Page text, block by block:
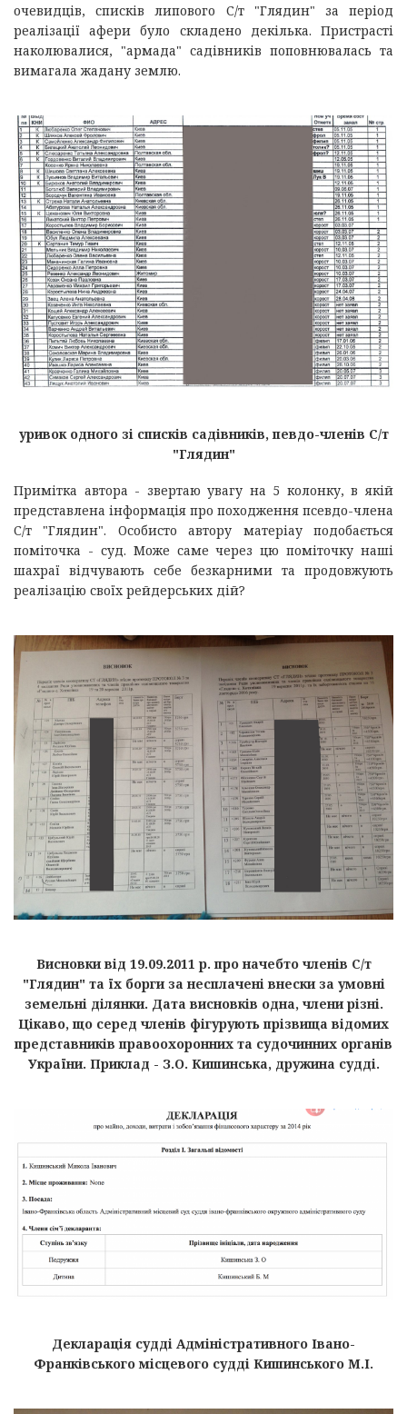
очевидців, списків липового С/т "Глядин" за період
реалізації афери було складено декілька. Пристрасті
наколювалися, "армада" садівників поповнювалась та
вимагала жадану землю.
уривок одного зі списків садівників, певдо-членів С/т
"Глядин"
Примітка автора - звертаю увагу на 5 колонку, в якій
представлена інформація про походження псевдо-члена
С/т "Глядин". Особисто автору матеріау подобається
поміточка - суд. Може саме через цю поміточку наші
шахраї відчувають себе безкарними та продовжують
реалізацію своїх рейдерських дій?
Висновки від 19.09.2011 р. про начебто членів С/т
"Глядин" та їх борги за несплачені внески за умовні
земельні ділянки. Дата висновків одна, члени різні.
Цікаво, що серед членів фігурують прізвища відомих
представників правоохоронних та судочинних органів
України. Приклад - З.О. Кишинська, дружина судді.
Декларація судді Адміністративного Івано-
Франківського місцевого судді Кишинського М.І.